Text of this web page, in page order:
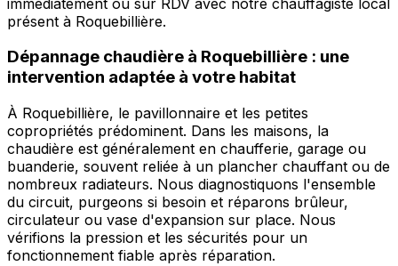
présent à Roquebillière.
Dépannage chaudière à Roquebillière : une
intervention adaptée à votre habitat
À Roquebillière, le pavillonnaire et les petites
copropriétés prédominent. Dans les maisons, la
chaudière est généralement en chaufferie, garage ou
buanderie, souvent reliée à un plancher chauffant ou de
nombreux radiateurs. Nous diagnostiquons l'ensemble
du circuit, purgeons si besoin et réparons brûleur,
circulateur ou vase d'expansion sur place. Nous
vérifions la pression et les sécurités pour un
fonctionnement fiable après réparation.